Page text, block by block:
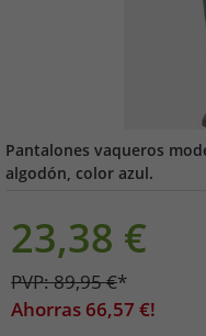
Pantalones vaqueros
algodón, color azul.
23,38 €
PVP:89,95€*
Ahorras 66,57 €!